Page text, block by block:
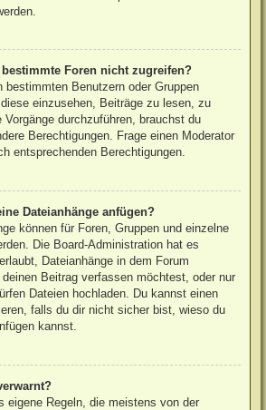
Foren nicht zugreifen?
bestimmten Benutzern oder Gruppen
einzusehen, Beiträge zu lesen, zu
Vorgänge durchzuführen, brauchst du
Berechtigungen. Frage einen Moderator
entsprechenden Berechtigungen.
Dateianhänge anfügen?
können für Foren, Gruppen und einzelne
Die Board-Administration hat es
Dateianhänge in dem Forum
Beitrag verfassen möchtest, oder nur
Dateien hochladen. Du kannst einen
falls du dir nicht sicher bist, wieso du
kannst.
eigene Regeln, die meistens von der